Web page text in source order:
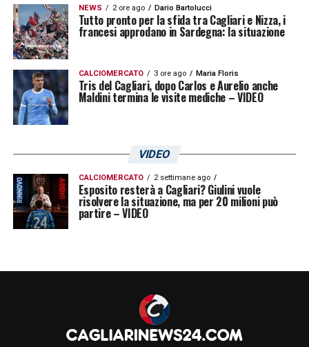
NEWS 2 ore ago Dario Bartolucci
Tutto pronto per la sfida tra Cagliari e Nizza, i
francesi approdano in Sardegna: la situazione
CALCIOMERCATO 3 ore ago Maria Floris
Tris del Cagliari, dopo Carlos e Aurelio anche
Maldini termina le visite mediche – VIDEO
VIDEO
CALCIOMERCATO 2 settimane ago
Esposito resterà a Cagliari? Giulini vuole
risolvere la situazione, ma per 20 milioni può
partire – VIDEO